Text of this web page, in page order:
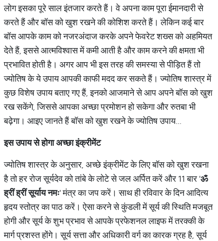
लोग इसका पूरे साल इंतजार करते हैं। वे अपना काम पूरा ईमानदारी से
करते हैं और बॉस को खुश रखने की कोशिश करते हैं। लेकिन कई बार
बॉस आपके काम को नजरअंदाज करके अपने फेवरेट शख्स को अहमियत
देते हैं, इससे आत्मविश्वास में कमी आती है और काम करने की क्षमता भी
प्रभावित होती है। अगर आप भी इस तरह की समस्या से पीड़ित हैं तो
ज्योतिष के ये उपाय आपकी काफी मदद कर सकते हैं। ज्योतिष शास्त्र में
कुछ विशेष उपाय बताए गए हैं, इनको आजमाने से आप अपने बॉस को खुश
रख सकेंगे, जिससे आपका अच्छा प्रमोशन हो सकेगा और रुतबा भी
बढ़ेगा। आइए जानते हैं बॉस को खुश रखने के ज्योतिष उपाय...
इस उपाय से होगा अच्छा इंक्रीमेंट
ज्योतिष शास्त्र के अनुसार, अच्छे इंक्रीमेंट के लिए बॉस को खुश रखना
है तो हर रोज सूर्यदेव को तांबे के लोटे से जल अर्पित करें और 11 बार 'ॐ
ह्रींह्रींसूर्यायनमः' मंत्र का जप करें। साथ ही रविवार के दिन आदित्य
हृदय स्तोत्र का पाठ करें। ऐसा करने से कुंडली में सूर्य की स्थिति मजबूत
होगी और सूर्य के शुभ प्रभाव से आपके प्रफेशनल लाइफ में तरक्की के
मार्ग प्रशस्त होंगे। सूर्य सत्ता और अधिकारी वर्ग का कारक ग्रह है, सूर्य